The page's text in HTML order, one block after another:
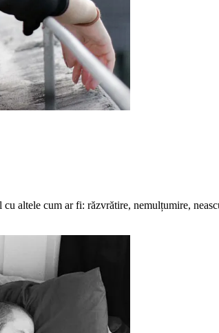
altele cum ar fi: răzvrătire, nemulțumire,